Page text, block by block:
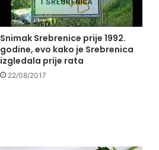
Snimak Srebrenice prije 1992.
godine, evo kako je Srebrenica
izgledala prije rata
22/08/2017